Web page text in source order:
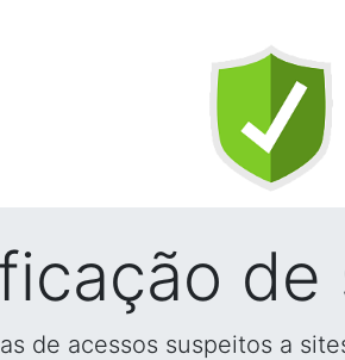
de
de acessos suspeitos a